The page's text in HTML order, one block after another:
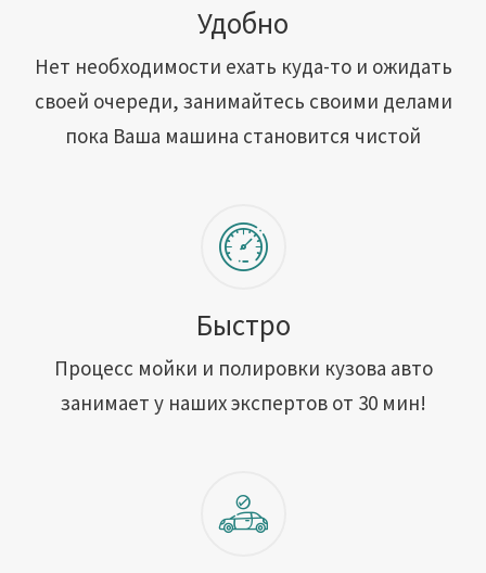
Адреса обслуживания
Контакты
Удобно
Нет необходимости ехать куда-то и ожидать
своей очереди, занимайтесь своими делами
пока Ваша машина становится чистой
Быстро
Процесс мойки и полировки кузова авто
занимает у наших экспертов от 30 мин!